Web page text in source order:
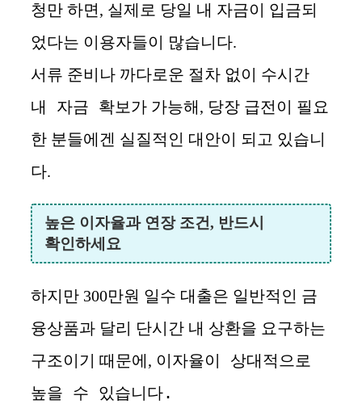
청만 하면, 실제로 당일 내 자금이 입금되
었다는 이용자들이 많습니다.
서류 준비나 까다로운 절차 없이 수시간
내 자금 확보가 가능해, 당장 급전이 필요
한 분들에겐 실질적인 대안이 되고 있습니
다.
높은 이자율과 연장 조건, 반드시
확인하세요
하지만 300만원 일수 대출은 일반적인 금
융상품과 달리 단시간 내 상환을 요구하는
구조이기 때문에, 이자율이 상대적으로
높을 수 있습니다.